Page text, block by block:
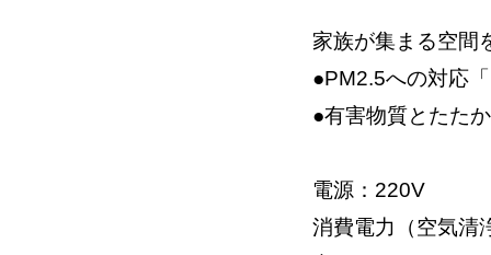
家族が集まる空間
●PM2.5への対応
●有害物質とたた
電源：220V
消費電力（空気清